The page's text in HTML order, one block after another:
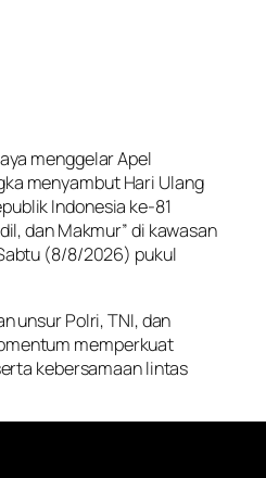
menggelar Apel
menyambut Hari Ulang
Indonesia ke-81
dan Makmur” di kawasan
(8/8/2026) pukul
unsur Polri, TNI, dan
memperkuat
kebersamaan lintas